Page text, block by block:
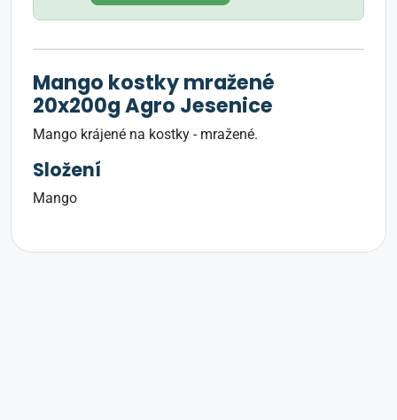
Mango kostky mražené
20x200g Agro Jesenice
Mango krájené na kostky - mražené.
Složení
Mango